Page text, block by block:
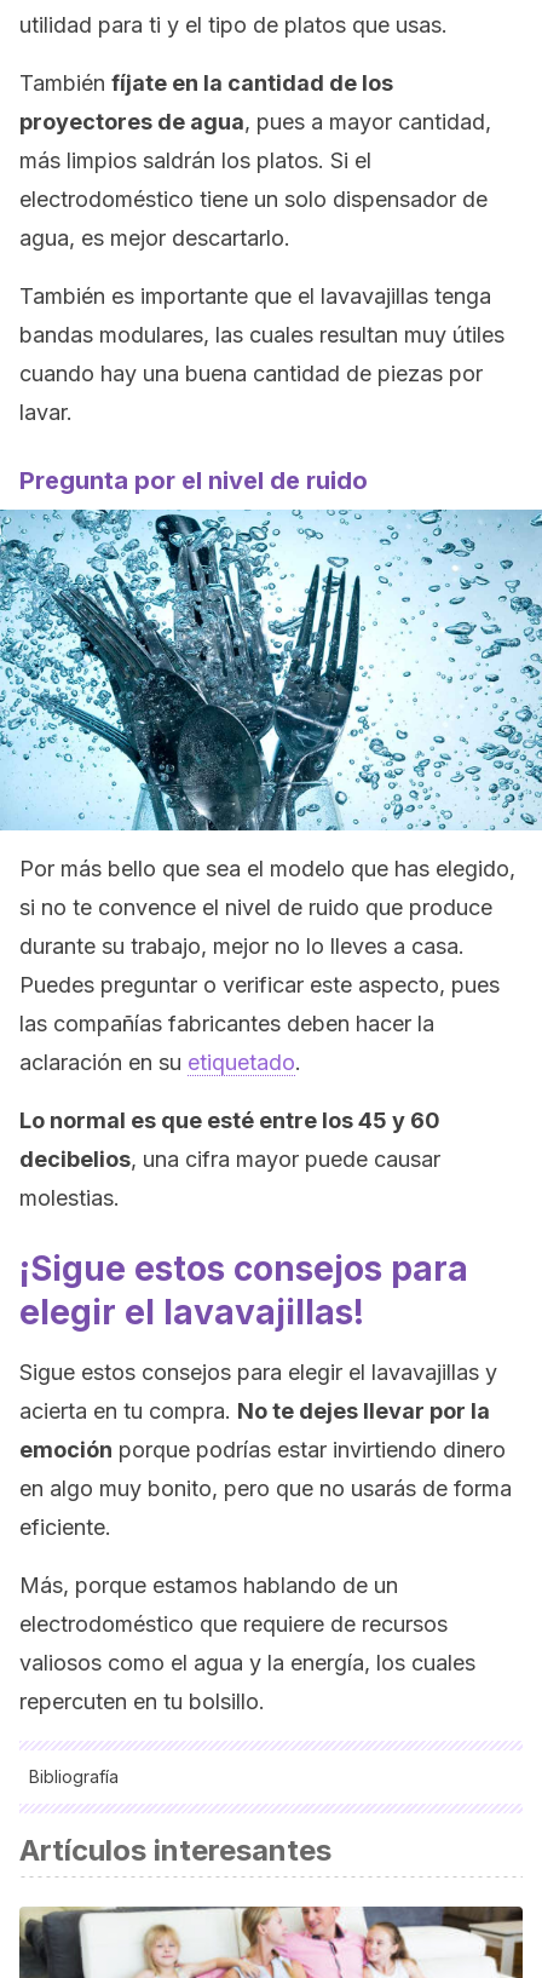
utilidad para ti y el tipo de platos que usas.
También fíjate en la cantidad de los
proyectores de agua, pues a mayor cantidad,
más limpios saldrán los platos. Si el
electrodoméstico tiene un solo dispensador de
agua, es mejor descartarlo.
También es importante que el lavavajillas tenga
bandas modulares, las cuales resultan muy útiles
cuando hay una buena cantidad de piezas por
lavar.
Pregunta por el nivel de ruido
Por más bello que sea el modelo que has elegido,
si no te convence el nivel de ruido que produce
durante su trabajo, mejor no lo lleves a casa.
Puedes preguntar o verificar este aspecto, pues
las compañías fabricantes deben hacer la
aclaración en su etiquetado.
Lo normal es que esté entre los 45 y 60
decibelios, una cifra mayor puede causar
molestias.
¡Sigue estos consejos para
elegir el lavavajillas!
Sigue estos consejos para elegir el lavavajillas y
acierta en tu compra. No te dejes llevar por la
emoción porque podrías estar invirtiendo dinero
en algo muy bonito, pero que no usarás de forma
eficiente.
Más, porque estamos hablando de un
electrodoméstico que requiere de recursos
valiosos como el agua y la energía, los cuales
repercuten en tu bolsillo.
Bibliografía
PublicacionesDidacticas.com. Núm. 93. 2018.
en aparatos electrodomésticos.
Artículos interesantes